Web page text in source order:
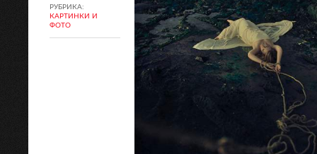
РУБРИКА:
КАРТИНКИ И
ФОТО